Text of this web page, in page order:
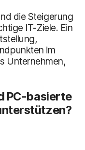
die Steigerung
IT-Ziele. Ein
im
Unternehmen,
PC-basierte